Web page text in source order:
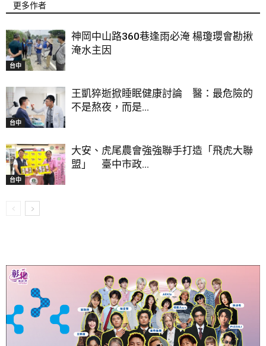
更多作者
台中
神岡中山路360巷逢雨必淹 楊瓊瓔會勘揪
淹水主因
台中
王凱猝逝掀睡眠健康討論 醫：最危險的
不是熬夜，而是...
台中
大安、虎尾農會強強聯手打造「飛虎大聯
盟」 臺中市政...